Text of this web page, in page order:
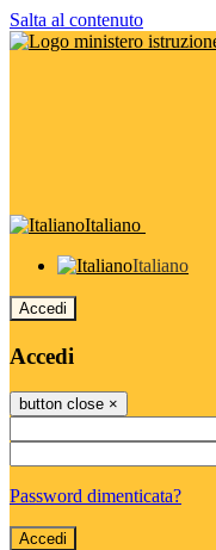
Salta al contenuto
Italiano
Italiano
Accedi
Accedi
button close ×
Password dimenticata?